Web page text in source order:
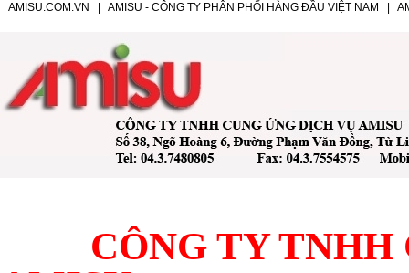
AMISU.COM.VN AMISU - CÔNG TY PHÂN PHỐI HÀNG ĐẦU VIỆT NAM
CÔNG TY TNHH